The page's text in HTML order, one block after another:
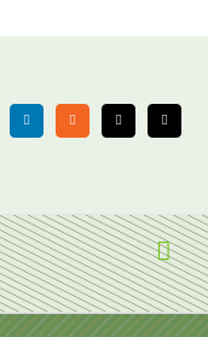
LinkedIn Rss X Email